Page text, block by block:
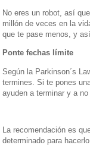
No eres un robot, así
millón de veces en la
que te pase menos, y
Ponte fechas límite
Según la Parkinson´s
termines. Si te pones
ayuden a terminar y a
La recomendación es
determinado para